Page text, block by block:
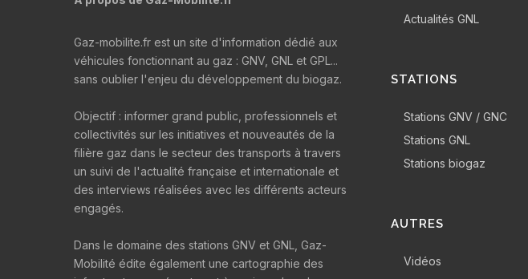
Gaz-mobilite.fr est un site d'information dédié aux
véhicules fonctionnant au gaz : GNV, GNL et GPL...
sans oublier l'enjeu du développement du biogaz.
Objectif : informer grand public, professionnels et
collectivités sur les initiatives et nouveautés de la
filière gaz dans le secteur des transports à travers
un suivi de l'actualité française et internationale et
des interviews réalisées avec les différents acteurs
engagés.
Dans le domaine des stations GNV et GNL, Gaz-
Mobilité édite également une cartographie des
Actualités GNL
STATIONS
Stations GNV / GNC
Stations GNL
Stations biogaz
AUTRES
Vidéos